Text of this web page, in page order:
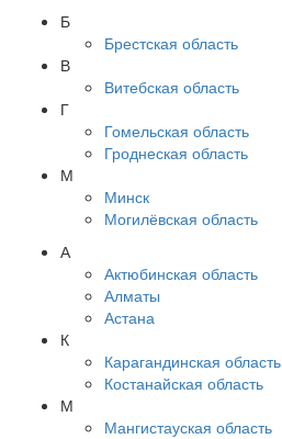
Б
Брестская область
В
Витебская область
Г
Гомельская область
Гроднеская область
М
Минск
Могилёвская область
А
Актюбинская область
Алматы
Астана
К
Карагандинская область
Костанайская область
М
Мангистауская область